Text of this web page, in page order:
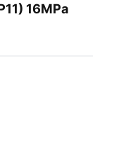
16MPa